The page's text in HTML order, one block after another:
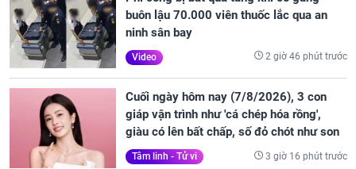
buôn lậu 70.000 viên thuốc lắc qua an
ninh sân bay
Video 2 giờ 46 phút trước
Cuối ngày hôm nay (7/8/2026), 3 con
giáp vận trình như 'cá chép hóa rồng',
giàu có lên bất chấp, số đỏ chót như son
Tâm linh - Tử vi 3 giờ 16 phút trước